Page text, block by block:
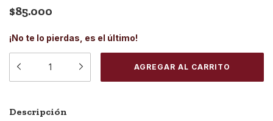
$85.000
¡No te lo pierdas, es el último!
Descripción